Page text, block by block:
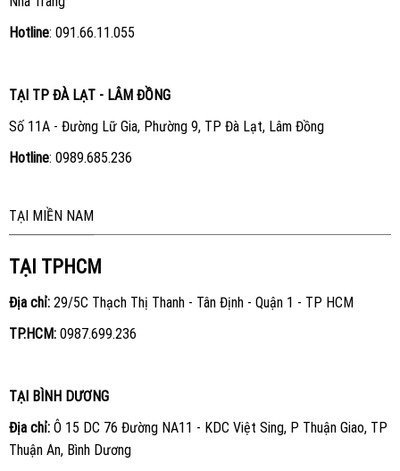
Hotline: 091.66.11.055
TẠI TP ĐÀ LẠT - LÂM ĐỒNG
Số 11A - Đường Lữ Gia, Phường 9, TP Đà Lạt, Lâm Đồng
Hotline: 0989.685.236
TẠI MIỀN NAM
TẠI TPHCM
Địa chỉ:29/5C Thạch Thị Thanh - Tân Định - Quận 1 - TP HCM
TP.HCM: 0987.699.236
TẠI BÌNH DƯƠNG
Địa chỉ:Ô 15 DC 76 Đường NA11 - KDC Việt Sing, P Thuận Giao, TP
Thuận An, Bình Dương